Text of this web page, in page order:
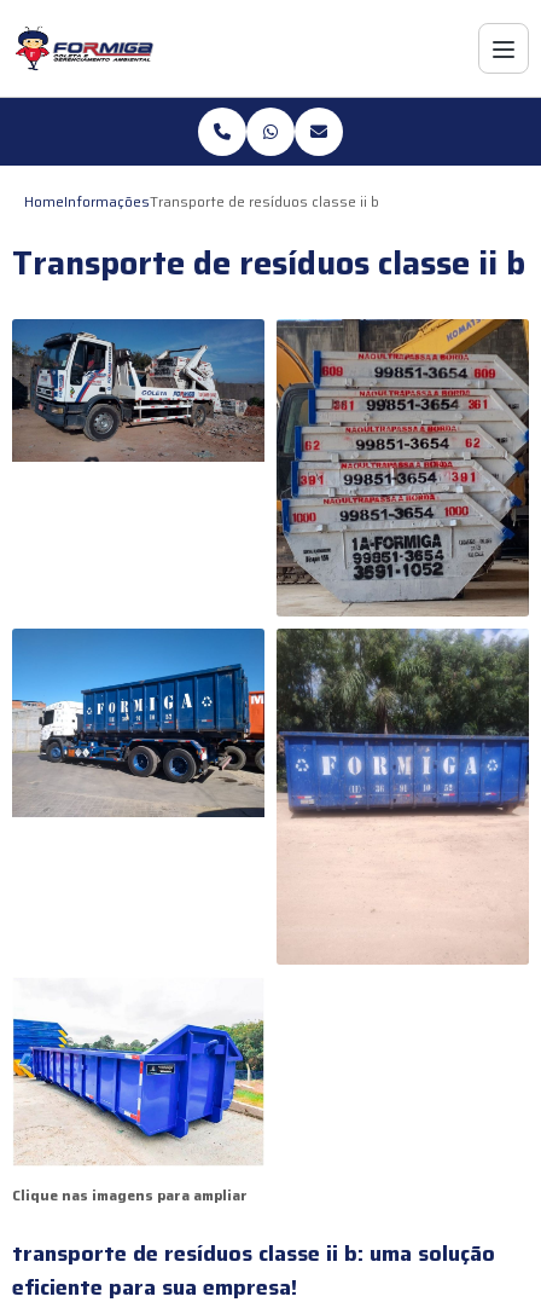
HomeInformaçõesTransporte de resíduos classe ii b
Transporte de resíduos classe ii b
Clique nas imagens para ampliar
transporte de resíduos classe ii b: uma solução
eficiente para sua empresa!